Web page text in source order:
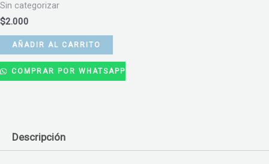
Sin categorizar
$2.000
AÑADIR AL CARRITO
COMPRAR POR WHATSAPP
Descripción